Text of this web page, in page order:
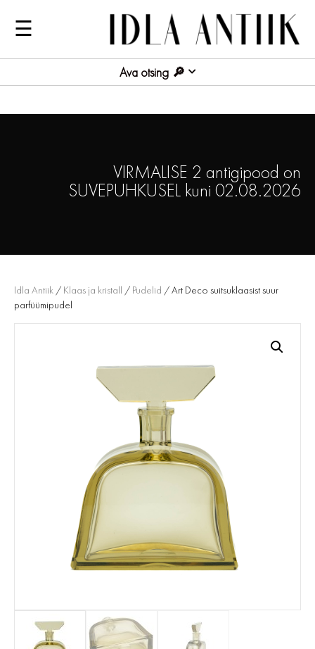
☰
Ava otsing
VIRMALISE 2 antigipood on
SUVEPUHKUSEL kuni 02.08.2026
Idla Antiik / Klaas ja kristall / Pudelid / Art Deco suitsuklaasist suur
parfüümipudel